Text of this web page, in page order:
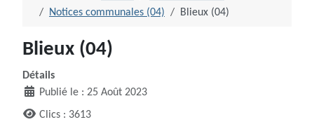
Notices communales (04)
Blieux (04)
Blieux (04)
Détails
Publié le : 25 Août 2023
Clics : 3613